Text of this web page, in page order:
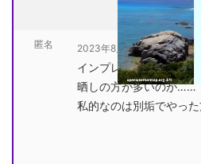
匿名 2023年8月26日 at 10:12 PM
インプレッションもい
晒しの方が多いのが……
私的なのは別垢でやった